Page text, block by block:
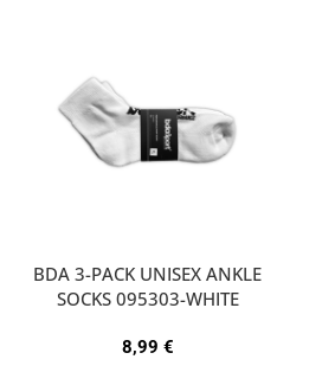
BDA 3-PACK UNISEX ANKLE
SOCKS 095303-WHITE
8,99 €